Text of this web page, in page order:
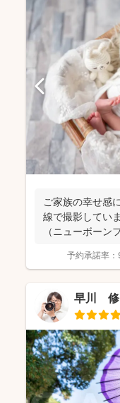
ご家族の幸せ感
線で撮影してい
（ニューボー
予約承諾率：
早川 修